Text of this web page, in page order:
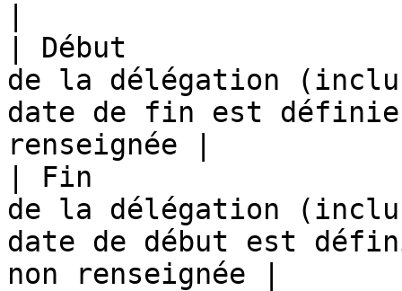
| Début
de la délégation
date de fin est
renseignée |
| Fin
de la délégation
date de début est
non renseignée |